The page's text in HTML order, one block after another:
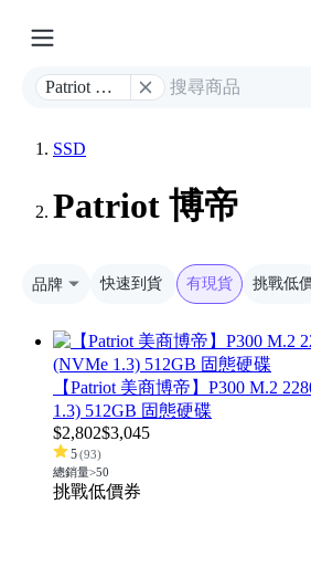
Patriot 博
SSD
Patriot 博帝
品牌 快速到貨 有現貨 挑戰低
【Patriot 美商博帝】P300 M.2
1.3) 512GB 固態硬碟
$2,802$3,045
5(93)
總銷量>50
挑戰低價券